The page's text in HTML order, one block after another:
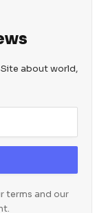
about world,
terms and our